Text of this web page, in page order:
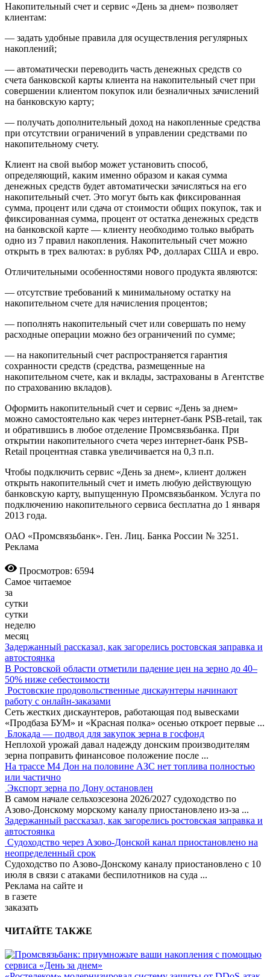
Накопительный счет и сервис «День за днем» позволяет
клиентам:
— задать удобные правила для осуществления регулярных
накоплений;
— автоматически переводить часть денежных средств со
счета банковской карты клиента на накопительный счет при
совершении клиентом покупок или безналичных зачислений
на банковскую карту;
— получать дополнительный доход на накопленные средства
при отсутствии ограничений в управлении средствами по
накопительному счету.
Клиент на свой выбор может установить способ,
определяющий, каким именно образом и какая сумма
денежных средств будет автоматически зачисляться на его
накопительный счет. Это могут быть как фиксированная
сумма, процент или сдача от стоимости общих покупок, так и
фиксированная сумма, процент от остатка денежных средств
на банковской карте — клиенту необходимо только выбрать
одно из 7 правил накопления. Накопительный счет можно
открыть в трех валютах: в рублях РФ, долларах США и евро.
Отличительными особенностями нового продукта являются:
— отсутствие требований к минимальному остатку на
накопительном счете для начисления процентов;
— пополнять накопительный счет или совершать по нему
расходные операции можно без ограничений по сумме;
— на накопительный счет распространяется гарантия
сохранности средств (средства, размещенные на
накопительном счете, как и вклады, застрахованы в Агентстве
по страхованию вкладов).
Оформить накопительный счет и сервис «День за днем»
можно самостоятельно как через интернет-банк PSB-retail, так
и обратившись в любое отделение Промсвязьбанка. При
открытии накопительного счета через интернет-банк PSB-
Retail процентная ставка увеличивается на 0,3 п.п.
Чтобы подключить сервис «День за днем», клиент должен
открыть накопительный счет и иметь любую действующую
банковскую карту, выпущенную Промсвязьбанком. Услуга по
подключению накопительного сервиса бесплатна до 1 января
2013 года.
ОАО «Промсвязьбанк». Ген. Лиц. Банка России № 3251.
Реклама
Просмотров: 6594
Самое читаемое
за
сутки
сутки
неделю
месяц
Задержанный рассказал, как загорелись ростовская заправка и
автостоянка
В Ростовской области отметили падение цен на зерно до 40–
50% ниже себестоимости
Ростовские продовольственные дискаунтеры начинают
работу с онлайн-заказами
Сеть жестких дискаунтеров, работающая под вывесками
«Продбаза БУМ» и «Красная полка» осенью откроет первые ...
Блокада — подвод для закупок зерна в госфонд
Неплохой урожай давал надежду донским производителям
зерна поправить финансовое положение после ...
На трассе М4 Дон на половине АЗС нет топлива полностью
или частично
Экспорт зерна по Дону остановлен
В самом начале сельхозсезона 2026/2027 судоходство по
Азово-Донскому морскому каналу приостановлено из-за ...
Задержанный рассказал, как загорелись ростовская заправка и
автостоянка
Судоходство через Азово-Донской канал приостановлено на
неопределенный срок
Судоходство по Азово-Донскому каналу приостановлено с 10
июля в связи с атаками беспилотников на суда ...
Реклама на сайте и
в газете
заказать
ЧИТАЙТЕ ТАКЖЕ